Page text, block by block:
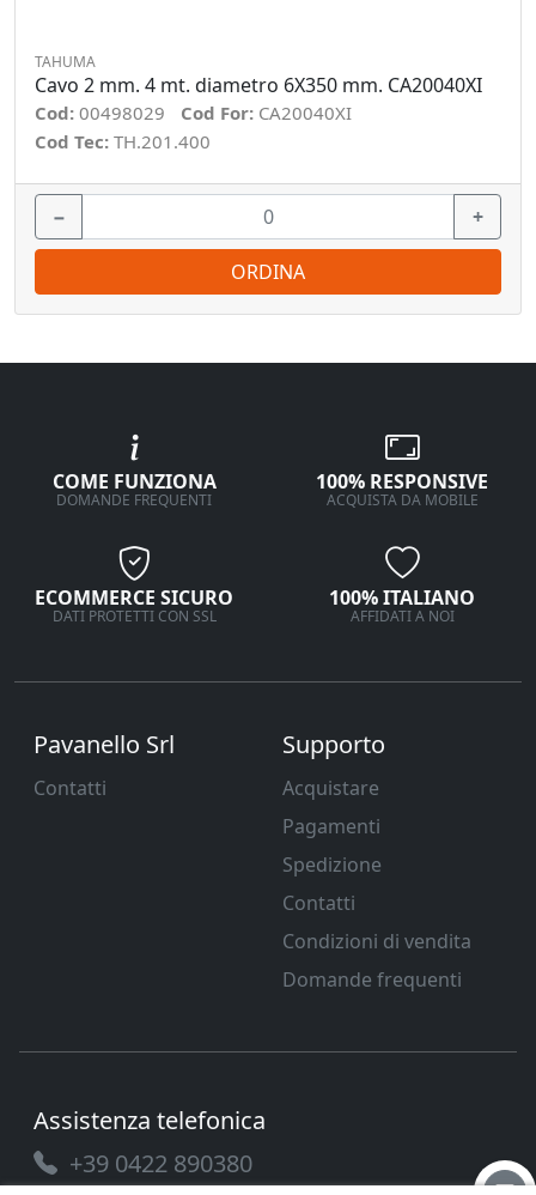
TAHUMA
Cavo 2 mm. 4 mt. diametro 6X350 mm. CA20040XI
Cod: 00498029 Cod For: CA20040XI
Cod Tec: TH.201.400
− +
ORDINA
COME FUNZIONA
DOMANDE FREQUENTI
100% RESPONSIVE
ACQUISTA DA MOBILE
ECOMMERCE SICURO
DATI PROTETTI CON SSL
100% ITALIANO
AFFIDATI A NOI
Pavanello Srl
Contatti
Supporto
Acquistare
Pagamenti
Spedizione
Contatti
Condizioni di vendita
Domande frequenti
Assistenza telefonica
+39 0422 890380